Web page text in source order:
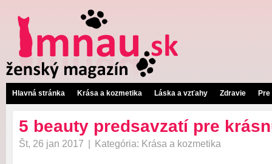
Hlavná stránka Krása a kozmetika Láska a vzťahy Zdravie
5 beauty predsavzatí pre
Št, 26 jan 2017 Kategória: Krása a kozmetika